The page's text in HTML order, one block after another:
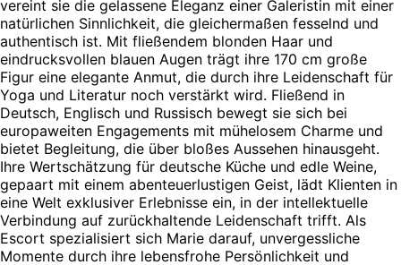
vereint sie die gelassene Eleganz einer Galeristin mit einer
natürlichen Sinnlichkeit, die gleichermaßen fesselnd und
authentisch ist. Mit fließendem blonden Haar und
eindrucksvollen blauen Augen trägt ihre 170 cm große
Figur eine elegante Anmut, die durch ihre Leidenschaft für
Yoga und Literatur noch verstärkt wird. Fließend in
Deutsch, Englisch und Russisch bewegt sie sich bei
europaweiten Engagements mit mühelosem Charme und
bietet Begleitung, die über bloßes Aussehen hinausgeht.
Ihre Wertschätzung für deutsche Küche und edle Weine,
gepaart mit einem abenteuerlustigen Geist, lädt Klienten in
eine Welt exklusiver Erlebnisse ein, in der intellektuelle
Verbindung auf zurückhaltende Leidenschaft trifft. Als
Escort spezialisiert sich Marie darauf, unvergessliche
Momente durch ihre lebensfrohe Persönlichkeit und